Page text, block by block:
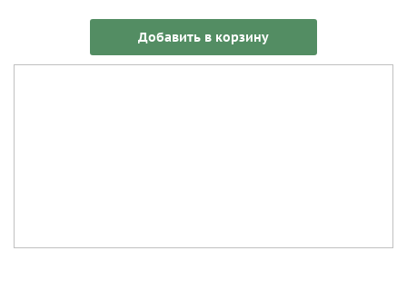
Добавить в корзину